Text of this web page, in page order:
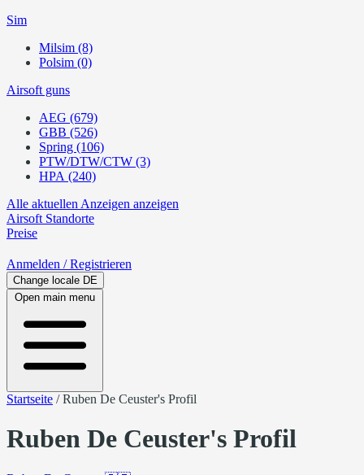
Sim
Milsim (8)
Polsim (0)
Airsoft guns
AEG (679)
GBB (526)
Spring (106)
PTW/DTW/CTW (3)
HPA (240)
Alle aktuellen Anzeigen anzeigen
Airsoft Standorte
Preise
Anmelden / Registrieren
Change locale DE
Open main menu
Startseite /Ruben De Ceuster's Profil
Ruben De Ceuster's Profil